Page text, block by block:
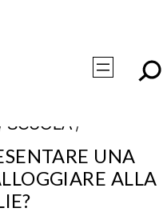
SCUOLA/
UNA
ALLA